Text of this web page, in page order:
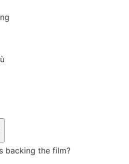
backing the film?